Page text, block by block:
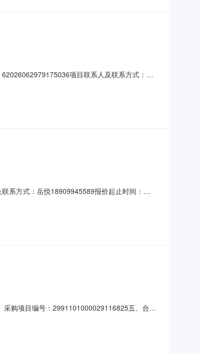
项目联系人及联系方式：岳
岸线保护与利用规划报
系方式：岳悦18909945589报价起止时间：
电工程基本生态流量（水量）管
购项目编号：2991101000029116825五、合同
：刘迪联系电话：18899181515传真